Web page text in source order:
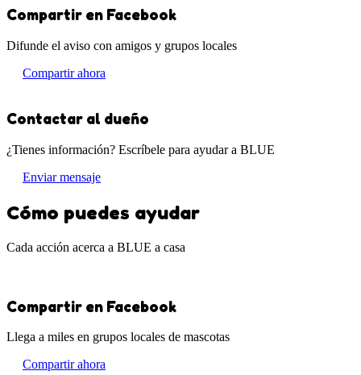
Compartir en Facebook
Difunde el aviso con amigos y grupos locales
Compartir ahora
Contactar al dueño
¿Tienes información? Escríbele para ayudar a BLUE
Enviar mensaje
Cómo puedes ayudar
Cada acción acerca a BLUE a casa
Compartir en Facebook
Llega a miles en grupos locales de mascotas
Compartir ahora